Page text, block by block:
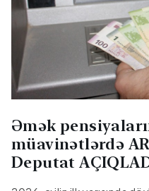
Əmək
müavinətlərdə
Deputat